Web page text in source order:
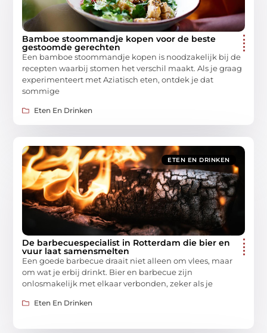
Bamboe stoommandje kopen voor de beste
gestoomde gerechten
Een bamboe stoommandje kopen is noodzakelijk bij de
recepten waarbij stomen het verschil maakt. Als je graag
experimenteert met Aziatisch eten, ontdek je dat
sommige
Eten En Drinken
ETEN EN DRINKEN
De barbecuespecialist in Rotterdam die bier en
vuur laat samensmelten
Een goede barbecue draait niet alleen om vlees, maar
om wat je erbij drinkt. Bier en barbecue zijn
onlosmakelijk met elkaar verbonden, zeker als je
Eten En Drinken